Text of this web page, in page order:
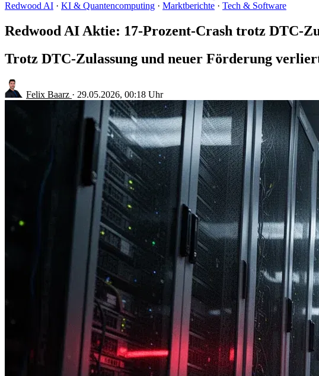
Redwood AI · KI & Quantencomputing · Marktberichte · Tech & Software
Redwood AI Aktie: 17-Prozent-Crash trotz DTC-
Trotz DTC-Zulassung und neuer Förderung
Felix Baarz · 29.05.2026, 00:18 Uhr